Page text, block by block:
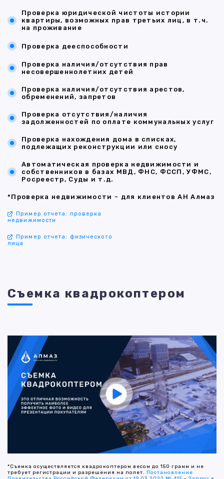
Проверка юридической чистоты истории
квартиры, возможных прав третьих лиц, в т.ч.
на проживание
Проверка дееспособности
Проверка наличия/отсутствия прав
несовершеннолетних детей
Проверка наличия/отсутствия арестов,
обременений, запретов
Проверка отсутствия/наличия
задолженностей по оплате коммунальных услуг
Проверка нахождения дома в списках,
подлежащих реконструкции или сносу
Автоматическая проверка недвижимости и
собственников в базах МВД, ФНС, ФССП, УФМС,
Росреестр, Суды и т.д.
*Проверка недвижимости - для клиентов АН Алмаз
Пример отчета: проверка
недвижимости
Пример отчета: физического
лица
Съемка квадрокоптером
*Съемка осуществляется квадрокоптером весом до 150 грамм и не
требует регистрации и разрешения на полет. Постановление